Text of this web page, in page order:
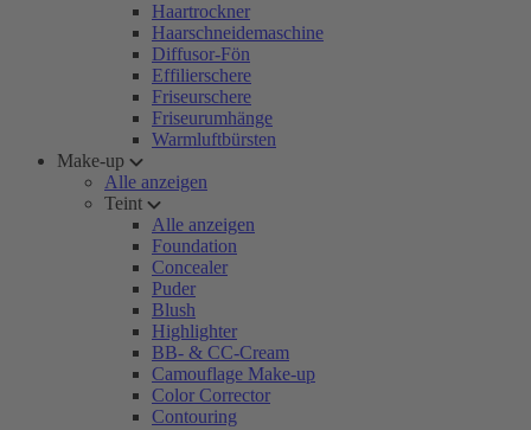
Haartrockner
Haarschneidemaschine
Diffusor-Fön
Effilierschere
Friseurschere
Friseurumhänge
Warmluftbürsten
Make-up
Alle anzeigen
Teint
Alle anzeigen
Foundation
Concealer
Puder
Blush
Highlighter
BB- & CC-Cream
Camouflage Make-up
Color Corrector
Contouring